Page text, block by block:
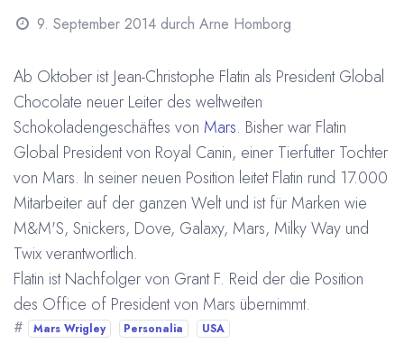
9. September 2014 durch Arne Homborg
Ab Oktober ist Jean-Christophe Flatin als President Global
Chocolate neuer Leiter des weltweiten
Schokoladengeschäftes von Mars. Bisher war Flatin
Global President von Royal Canin, einer Tierfutter Tochter
von Mars. In seiner neuen Position leitet Flatin rund 17.000
Mitarbeiter auf der ganzen Welt und ist für Marken wie
M&M'S, Snickers, Dove, Galaxy, Mars, Milky Way und
Twix verantwortlich.
Flatin ist Nachfolger von Grant F. Reid der die Position
des Office of President von Mars übernimmt.
# Mars Wrigley Personalia USA